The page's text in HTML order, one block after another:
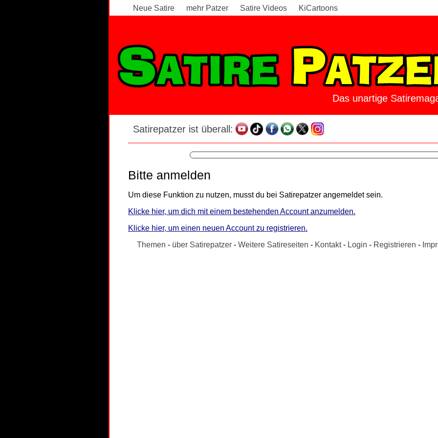
Neue Satire mehr Patzer Satire Videos KiCartoons
Das unartige
Satirepatzer ist überall:
Bitte anmelden
Um diese Funktion zu nutzen, musst du bei Satirepatzer angemeldet sein.
Klicke hier, um dich mit einem bestehenden Account anzumelden.
Klicke hier, um einen neuen Account zu registrieren.
Themen - über Satirepatzer - Weitere Satireseiten - Kontakt- Login - Registrieren -